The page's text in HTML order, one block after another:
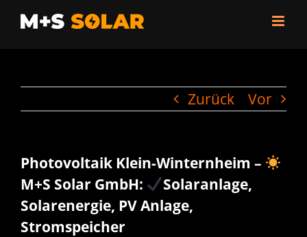
Zum
Inhalt
Zurück Vor
Photovoltaik Klein-Winternheim –
M+S Solar GmbH:
Solaranlage,
Solarenergie, PV Anlage,
Stromspeicher